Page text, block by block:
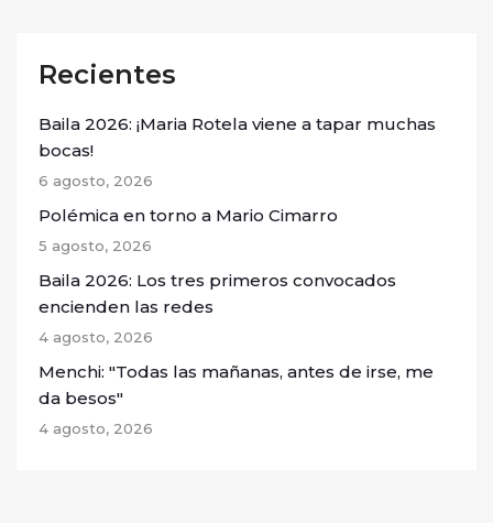
Recientes
Baila 2026: ¡Maria Rotela viene a tapar muchas
bocas!
6 agosto, 2026
Polémica en torno a Mario Cimarro
5 agosto, 2026
Baila 2026: Los tres primeros convocados
encienden las redes
4 agosto, 2026
Menchi: "Todas las mañanas, antes de irse, me
da besos"
4 agosto, 2026